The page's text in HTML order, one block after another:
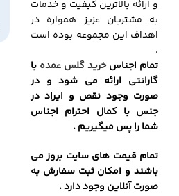
و ارائه بالاترین کیفیت و خدمات
به مشتریان عزیز همواره در
اهداف این مجموعه بوده است
.
تمام اجناسخرید گلس عمده با
گارانتی ارائه می شود و در
صورت وجود نقص و ایراد در
جنس با کمال احترام اجناس
شما را پس میگیریم .
تمام قیمت های سایت بروز می
باشند و امکان ثبت سفارش به
صورت آنلاین وجود دارد .